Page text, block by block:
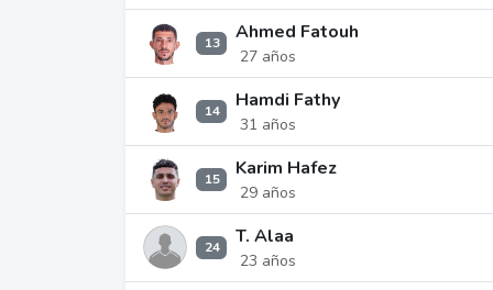
13 Ahmed Fatouh
27 años
14 Hamdi Fathy
31 años
15 Karim Hafez
29 años
24 T. Alaa
23 años